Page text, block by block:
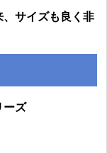
サイズも良く非
ーズ